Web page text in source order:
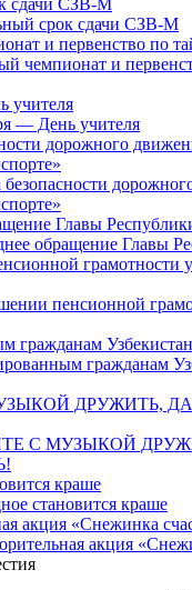
срок сдачи СЗВ-М
чемпионат и
— День учителя
безопасности
обращение Главы
пенсионной
гражданам
С МУЗЫКОЙ
становится краше
акция